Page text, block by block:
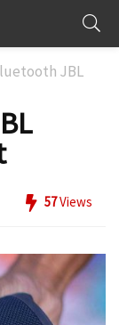
JBL
57Views